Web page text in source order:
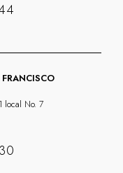
local No. 7